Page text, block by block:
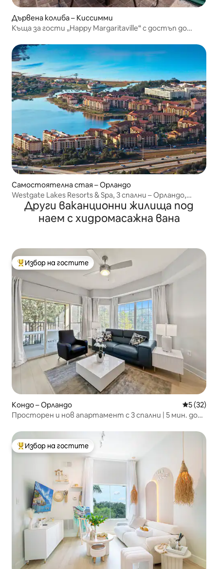
Дървена колиба – Киссимми
Къща за гости „Happy Margaritaville“ с достъп до
Самостоятелна стая – Орландо
Westgate Lakes Resorts & Spa, 3 спални – Орландо,
Флорида
Други ваканционни жилища под
наем с хидромасажна вана
Най-популярен избор на гостите
Избор на гостите
Кондо – Орландо Средна
5 (32)
Просторен и нов апартамент с 3 спални | 5 мин. до
Най-популярен избор на гостите
Избор на гостите